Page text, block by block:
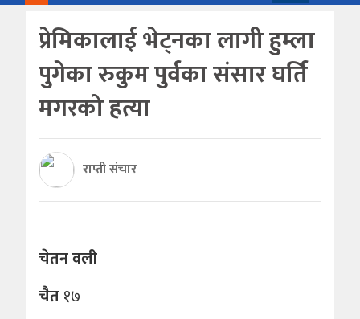
प्रेमिकालाई भेट्नका लागी हुम्ला
पुगेका रुकुम पुर्वका संसार घर्ति
मगरको हत्या
राप्ती संचार
चेतन वली
चैत१७